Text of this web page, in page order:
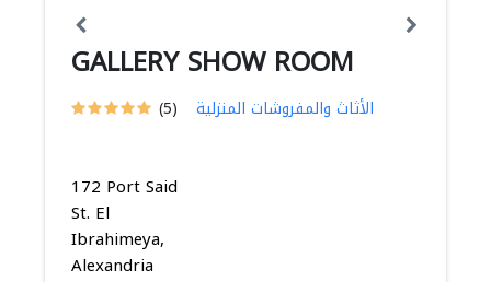
GALLERY SHOW ROOM
(5) الأثاث والمفروشات المنزلية
172 Port Said
St. El
Ibrahimeya,
Alexandria